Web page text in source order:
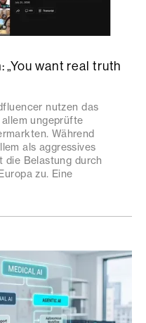
want real truth
nutzen das
ungeprüfte
Während
als aggressives
die Belastung durch
zu. Eine